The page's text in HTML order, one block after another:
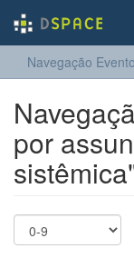
Navegação
por